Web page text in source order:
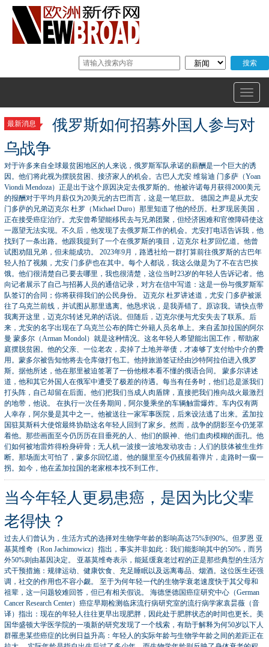
最新消息
俄罗斯如何招募外国人参与对
乌战争
对于许多来自全球最贫困地区的人来说，俄罗斯军队承诺的薪酬是一个巨大的诱
因。他们将此视为摆脱贫困、接济家人的机会。古巴人尤安 维翁迪 门多萨（Yoan
Viondi Mendoza）正是出于这个原因决定去俄罗斯的。他被许诺每月获得2000美元
的报酬对于平均月薪仅为20美元的古巴而言，这是一笔巨款。 德国之声是从尤安
门多萨的兄弟迈克尔 杜罗（Michael Duro）那里知道了他的经历。杜罗现居美国，
正在接受癌症治疗。尤安曾希望能移民去与兄弟团聚，但经济困难和官僚障碍使这
一愿望无法实现。不久后，他发现了去俄罗斯工作的机会。尤安打电话告诉我，他
找到了一条出路。他跟我提到了一个在俄罗斯的项目，迈克尔 杜罗回忆道。他曾
试图劝阻兄弟，但未能成功。 2023年9月，路透社给一群打算前往俄罗斯的古巴年
轻人拍了视频，尤安 门多萨也在其中。每个人都说，我这么做是为了不在古巴挨
饿。他们很清楚自己要去哪里，我也很清楚，这位当时23岁的年轻人告诉记者。他
向记者展示了自己与招募人员的通信记录，对方在信中写道：这是一份与俄罗斯军
队签订的合同；你将获得我们的公民身份。 迈克尔 杜罗讲述道，尤安 门多萨被派
往了乌克兰前线，并试图从那里逃离。他恳求说，是我弄错了。原谅我。请快点带
我离开这里，迈克尔转述兄弟的话说。但随后，迈克尔便与尤安失去了联系。后
来，尤安的名字出现在了乌克兰公布的阵亡外籍人员名单上。来自孟加拉国的阿尔
曼 蒙多尔（Arman Mondol）就是这种情况。这名年轻人希望能出国工作，帮助家
庭摆脱贫困。他的父亲、一位老农，卖掉了土地并举债，才凑够了支付给中介的费
用。蒙多尔被告知他将去仓库做打包工。他持旅游签证经由沙特阿拉伯进入俄罗
斯。据他所述，他在那里被迫签署了一份他根本看不懂的俄语合同。 蒙多尔讲述
道，他和其它外国人在俄军中遭受了极差的待遇。每当有任务时，他们总是派我们
打头阵，自己却留在后面。他们把我们当成人肉盾牌，直接把我们推向战火最激烈
的地带，他说。 在执行一次任务期间，阿尔曼乘坐的车辆触雷爆炸。车内仅有两
人幸存，阿尔曼是其中之一。他被送往一家军事医院，后来设法逃了出来。孟加拉
国驻莫斯科大使馆最终协助这名年轻人回到了家乡。然而，战争的阴影至今仍笼罩
着他。 ​那些画面至今仍历历在目垂死的人、他们的眼神、他们血肉模糊的面孔。他
们如何被地雷炸得粉身碎骨；无人机一波接一波地发动攻击；人们的肢体被生生炸
断。那场面太可怕了，蒙多尔回忆道。他的腿里至今仍残留着弹片，走路时一瘸一
拐。如今，他在孟加拉国的老家根本找不到工作。
当今年轻人更易患癌，是因为比父辈
老得快？
过去人们曾认为，生活方式的选择对生物学年龄的影响高达75%到90%。但罗恩 亚
基莫维奇（Ron Jachimowicz）指出，事实并非如此：我们能影响其中的50%，而另
外50%则由基因决定。 亚基莫维奇表示，能延缓衰老过程的正是那些典型的生活方
式干预措施：规律运动、健康饮食、充足睡眠以及远离毒品、烟酒。这位医生还强
调，社交的作用也不容小觑。 至于为何年轻一代的生物学衰老速度快于其父母和
祖辈，这一问题较难回答，但已有相关假说。 海德堡德国癌症研究中心（German
Cancer Research Center）癌症早期检测临床流行病研究室的流行病学家袁昙薇（音
译）指出：现在的年轻人往往更早出现肥胖，因此处于肥胖状态的时间也更长。美
国华盛顿大学医学院的一项新的研究发现了一个线索，有助于解释为何50岁以下人
群罹患某些癌症的比例日益升高：年轻人的实际年龄与生物学年龄之间的差距正在